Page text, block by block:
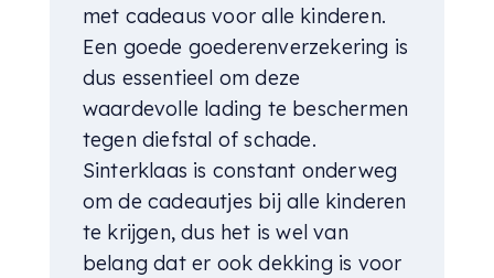
met cadeaus voor alle kinderen.
Een goede goederenverzekering is
dus essentieel om deze
waardevolle lading te beschermen
tegen diefstal of schade.
Sinterklaas is constant onderweg
om de cadeautjes bij alle kinderen
te krijgen, dus het is wel van
belang dat er ook dekking is voor